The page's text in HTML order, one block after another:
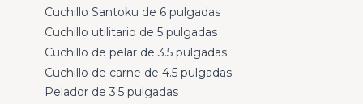
Cuchillo Santoku de 6 pulgadas
Cuchillo utilitario de 5 pulgadas
Cuchillo de pelar de 3.5 pulgadas
Cuchillo de carne de 4.5 pulgadas
Pelador de 3.5 pulgadas